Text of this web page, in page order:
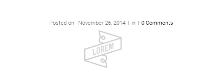
Posted on November 26, 2014 in 0 Comments